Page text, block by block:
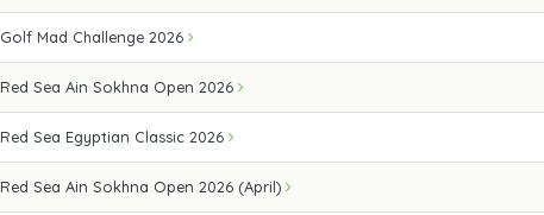
Golf Mad Challenge 2026
Red Sea Ain Sokhna Open 2026
Red Sea Egyptian Classic 2026
Red Sea Ain Sokhna Open 2026 (April)